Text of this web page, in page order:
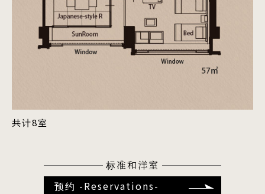
共计8室
标准和洋室
预约 -Reservations-